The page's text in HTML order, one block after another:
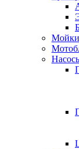
Мойки